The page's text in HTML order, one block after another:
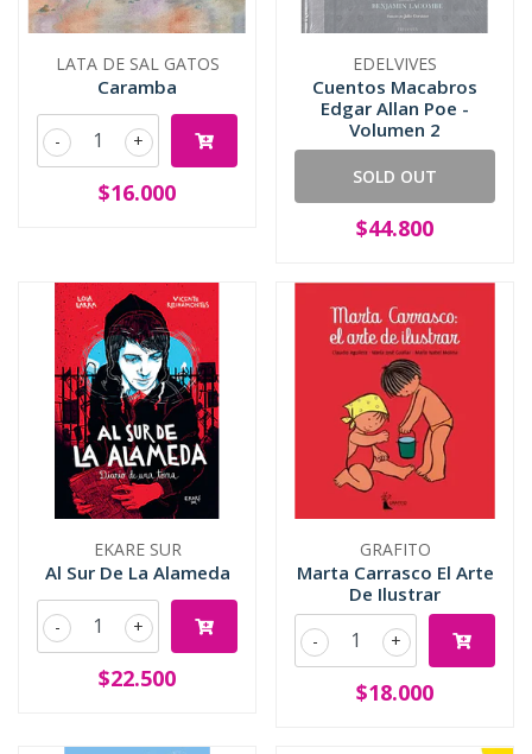
LATA DE SAL GATOS
Caramba
+
-
$16.000
EDELVIVES
Cuentos Macabros
Edgar Allan Poe -
Volumen 2
SOLD OUT
$44.800
EKARE SUR
Al Sur De La Alameda
+
-
$22.500
GRAFITO
Marta Carrasco El Arte
De Ilustrar
+
-
$18.000